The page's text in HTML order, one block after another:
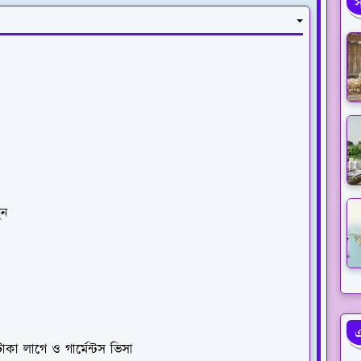
লাগে ও গার্মেন্টস ভিসা